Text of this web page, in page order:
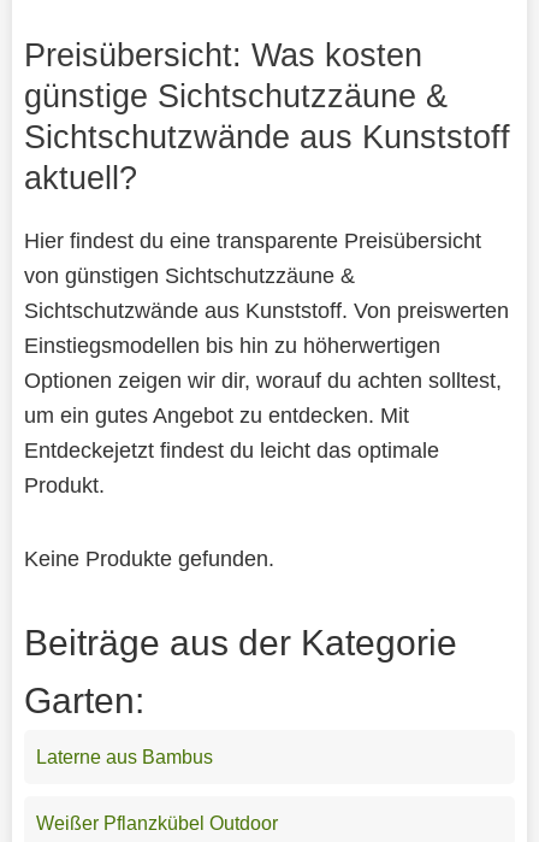
Preisübersicht: Was kosten
günstige Sichtschutzzäune &
Sichtschutzwände aus Kunststoff
aktuell?
Hier findest du eine transparente Preisübersicht
von günstigen Sichtschutzzäune &
Sichtschutzwände aus Kunststoff. Von preiswerten
Einstiegsmodellen bis hin zu höherwertigen
Optionen zeigen wir dir, worauf du achten solltest,
um ein gutes Angebot zu entdecken. Mit
Entdeckejetzt findest du leicht das optimale
Produkt.
Keine Produkte gefunden.
Beiträge aus der Kategorie
Garten:
Laterne aus Bambus
Weißer Pflanzkübel Outdoor